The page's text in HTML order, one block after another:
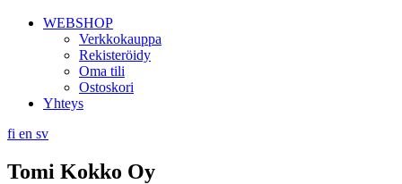
WEBSHOP
Verkkokauppa
Rekisteröidy
Oma tili
Ostoskori
Yhteys
fi en sv
Tomi Kokko Oy